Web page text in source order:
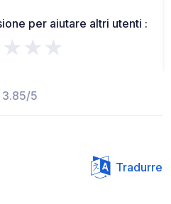
per aiutare altri utenti :
3.85/5
Tradurre